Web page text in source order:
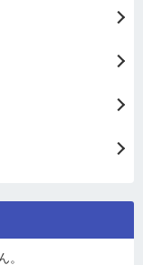
。